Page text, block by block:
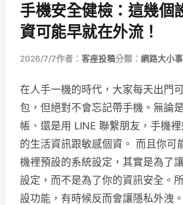
手機安全健檢：這幾個
資可能早就在外流！
2026/7/7作者： 客座投稿分類： 網路大小事
在人手一機的時代，大家每天出門
包，但絕對不會忘記帶手機。無論
帳、還是用 LINE 聯繫朋友，手機
的生活資訊跟敏感個資。 而且你可
機裡預設的系統設定，其實是為了
設定，而不是為了你的資訊安全。
設功能，有時候反而會讓隱私外洩。